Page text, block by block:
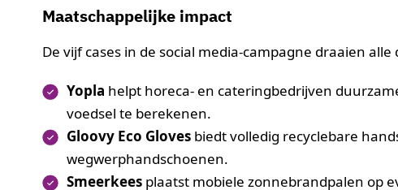
Maatschappelijke impact
De vijf cases in de social media-campagne draaien
Yopla helpt horeca- en cateringbedrijven
voedsel te berekenen.
Gloovy Eco Gloves biedt volledig recyclebare
wegwerphandschoenen.
Smeerkees plaatst mobiele zonnebrandpalen op